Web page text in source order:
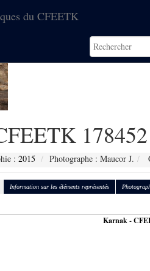
du CFEETK
178452
: 2015 Photographe : Maucor J.
Information sur les éléments représentés